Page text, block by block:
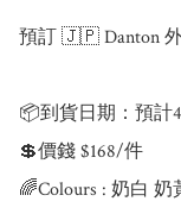
預訂 🇯🇵 Danton
📦到貨日期：預計
💲價錢 $168/件
🌈Colours : 奶白